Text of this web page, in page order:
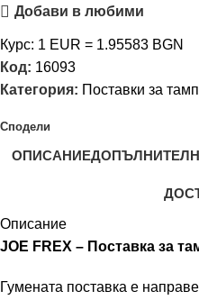
Добави в любими
Курс: 1 EUR = 1.95583 BGN
Код: 16093
Категория: Поставки за
Сподели
ОПИСАНИЕ
Описание
JOE FREX – Поставка за
Гумената поставка е